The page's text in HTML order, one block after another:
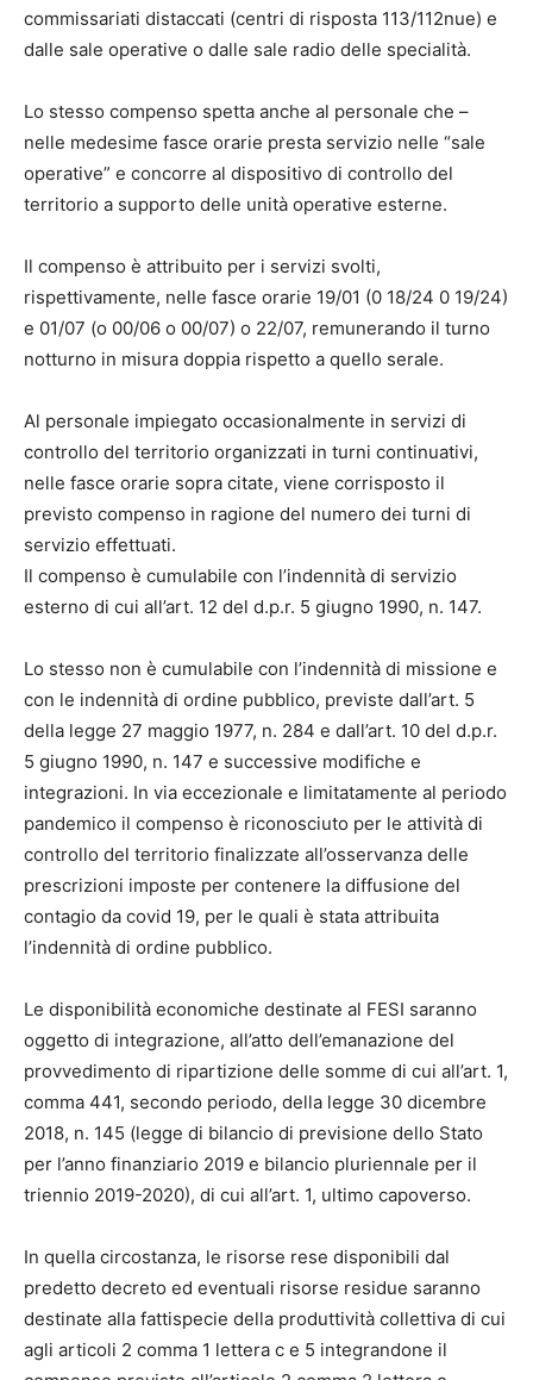
commissariati distaccati (centri di risposta 113/112nue) e
dalle sale operative o dalle sale radio delle specialità.
Lo stesso compenso spetta anche al personale che –
nelle medesime fasce orarie presta servizio nelle “sale
operative” e concorre al dispositivo di controllo del
territorio a supporto delle unità operative esterne.
Il compenso è attribuito per i servizi svolti,
rispettivamente, nelle fasce orarie 19/01 (0 18/24 0 19/24)
e 01/07 (o 00/06 o 00/07) o 22/07, remunerando il turno
notturno in misura doppia rispetto a quello serale.
Al personale impiegato occasionalmente in servizi di
controllo del territorio organizzati in turni continuativi,
nelle fasce orarie sopra citate, viene corrisposto il
previsto compenso in ragione del numero dei turni di
servizio effettuati.
Il compenso è cumulabile con l’indennità di servizio
esterno di cui all’art. 12 del d.p.r. 5 giugno 1990, n. 147.
Lo stesso non è cumulabile con l’indennità di missione e
con le indennità di ordine pubblico, previste dall’art. 5
della legge 27 maggio 1977, n. 284 e dall’art. 10 del d.p.r.
5 giugno 1990, n. 147 e successive modifiche e
integrazioni. In via eccezionale e limitatamente al periodo
pandemico il compenso è riconosciuto per le attività di
controllo del territorio finalizzate all’osservanza delle
prescrizioni imposte per contenere la diffusione del
contagio da covid 19, per le quali è stata attribuita
l’indennità di ordine pubblico.
Le disponibilità economiche destinate al FESI saranno
oggetto di integrazione, all’atto dell’emanazione del
provvedimento di ripartizione delle somme di cui all’art. 1,
comma 441, secondo periodo, della legge 30 dicembre
2018, n. 145 (legge di bilancio di previsione dello Stato
per l’anno finanziario 2019 e bilancio pluriennale per il
triennio 2019-2020), di cui all’art. 1, ultimo capoverso.
In quella circostanza, le risorse rese disponibili dal
predetto decreto ed eventuali risorse residue saranno
destinate alla fattispecie della produttività collettiva di cui
agli articoli 2 comma 1 lettera c e 5 integrandone il